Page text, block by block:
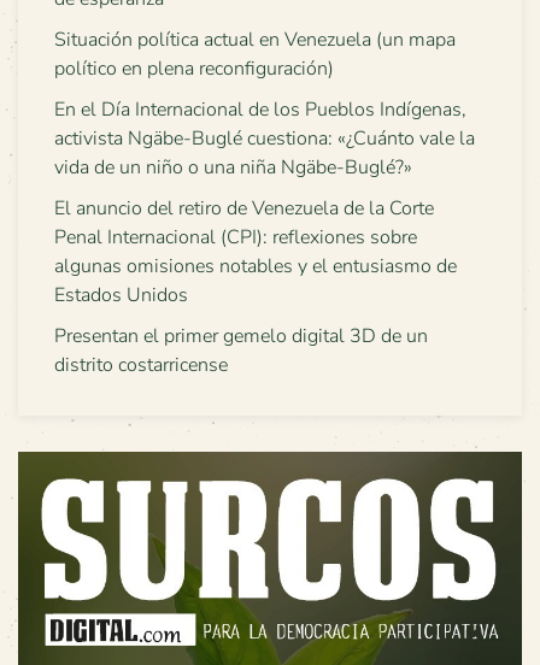
Situación política actual en Venezuela (un mapa
político en plena reconfiguración)
En el Día Internacional de los Pueblos Indígenas,
activista Ngäbe-Buglé cuestiona: «¿Cuánto vale la
vida de un niño o una niña Ngäbe-Buglé?»
El anuncio del retiro de Venezuela de la Corte
Penal Internacional (CPI): reflexiones sobre
algunas omisiones notables y el entusiasmo de
Estados Unidos
Presentan el primer gemelo digital 3D de un
distrito costarricense